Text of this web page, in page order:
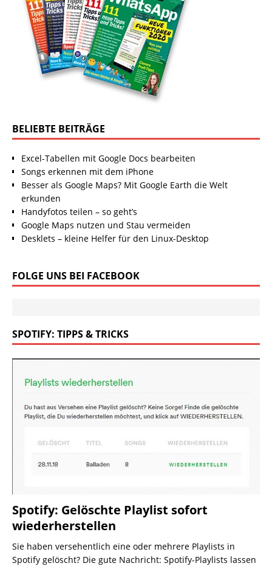
BELIEBTE BEITRÄGE
Excel-Tabellen mit Google Docs bearbeiten
Songs erkennen mit dem iPhone
Besser als Google Maps? Mit Google Earth die Welt
erkunden
Handyfotos teilen – so geht’s
Google Maps nutzen und Stau vermeiden
Desklets – kleine Helfer für den Linux-Desktop
FOLGE UNS BEI FACEBOOK
SPOTIFY: TIPPS & TRICKS
Spotify: Gelöschte Playlist sofort
wiederherstellen
Sie haben versehentlich eine oder mehrere Playlists in
Spotify gelöscht? Die gute Nachricht: Spotify-Playlists lassen